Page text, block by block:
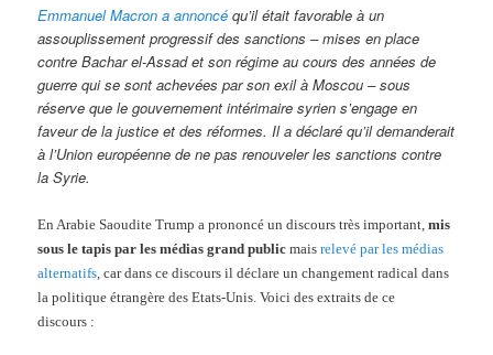
Emmanuel Macron a annoncé qu’il était favorable à un
assouplissement progressif des sanctions – mises en place
contre Bachar el-Assad et son régime au cours des années de
guerre qui se sont achevées par son exil à Moscou – sous
réserve que le gouvernement intérimaire syrien s’engage en
faveur de la justice et des réformes. Il a déclaré qu’il demanderait
à l’Union européenne de ne pas renouveler les sanctions contre
la Syrie.
En Arabie Saoudite Trump a prononcé un discours très important,mis
sous le tapis par les médias grand public maisrelevé par les médias
alternatifs , car dans ce discours il déclare un changement radical dans
la politique étrangère des Etats-Unis. Voici des extraits de ce
discours :